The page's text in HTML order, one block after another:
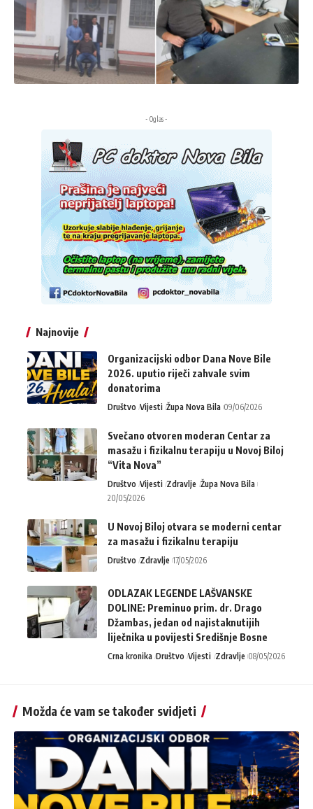
- Oglas -
Najnovije
Organizacijski odbor Dana Nove Bile
2026. uputio riječi zahvale svim
donatorima
Društvo Vijesti Župa Nova Bila 09/06/2026
Svečano otvoren moderan Centar za
masažu i fizikalnu terapiju u Novoj Biloj
“Vita Nova”
Društvo Vijesti Zdravlje Župa Nova Bila
20/05/2026
U Novoj Biloj otvara se moderni centar
za masažu i fizikalnu terapiju
Društvo Zdravlje 17/05/2026
ODLAZAK LEGENDE LAŠVANSKE
DOLINE: Preminuo prim. dr. Drago
Džambas, jedan od najistaknutijih
liječnika u povijesti Središnje Bosne
Crna kronika Društvo Vijesti Zdravlje 08/05/2026
Možda će vam se također svidjeti